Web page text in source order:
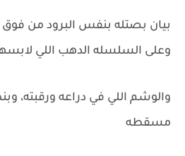
بيان بصتله بنفس البرود من
وعلى السلسله الدهب اللي
والوشم اللي في دراعه ورقبته،
مسقطه